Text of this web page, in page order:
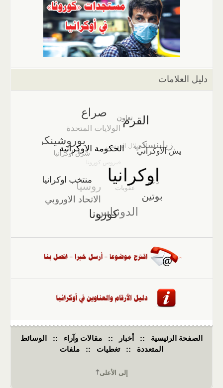
دليل العلامات
الصفحة الرئيسية :: أخبار :: مقالات وآراء ::
الوسائط
المتعددة
:: تغطيات :: ملفات
إلى الأعلى